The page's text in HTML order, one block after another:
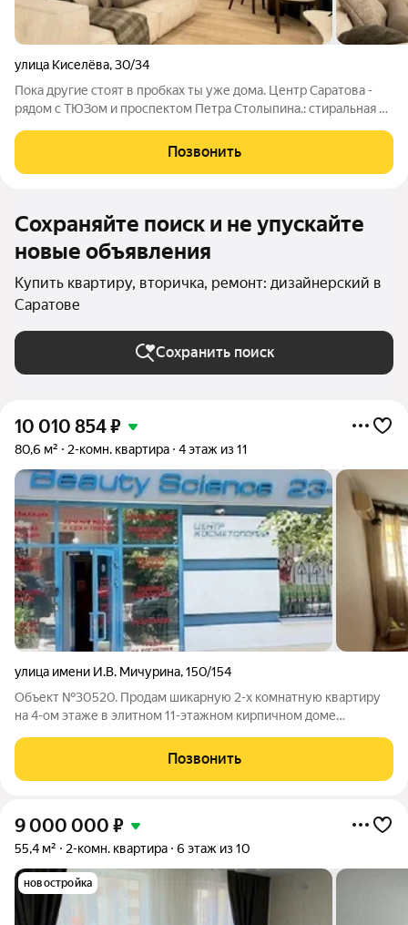
улица Киселёва,30/34
Пока другие стоят в пробках ты уже дома. Центр Саратова -
рядом с ТЮЗом и проспектом Петра Столыпина.: стиральная и
под ключ будет полностью укомплектована в конце июня. На
данном этапе
Позвонить
Сохраняйте поиск и не упускайте
новые объявления
Купить квартиру, вторичка, ремонт: дизайнерский в
Саратове
Сохранить поиск
10 010 854₽
80,6 м² 2-комн. квартира 4 этаж из 11
улица имени И.В. Мичурина,150/154
Объект №30520. Продам шикарную 2-х комнатную квартиру
на 4-ом этаже в элитном 11-этажном кирпичном доме
Лоджия остекленная, санузел просторный совмещенный. В
квартире сделан качественный
Позвонить
9 000 000 ₽
55,4 м² 2-комн. квартира 6 этаж из 10
новостройка